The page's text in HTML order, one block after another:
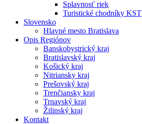
Splavnosť riek
Turistické chodníky KST
Slovensko
Hlavné mesto Bratislava
Opis Regiónov
Banskobystrický kraj
Bratislavský kraj
Košický kraj
Nitriansky kraj
Prešovský kraj
Trenčiansky kraj
Trnavský kraj
Žilinský kraj
Kontakt